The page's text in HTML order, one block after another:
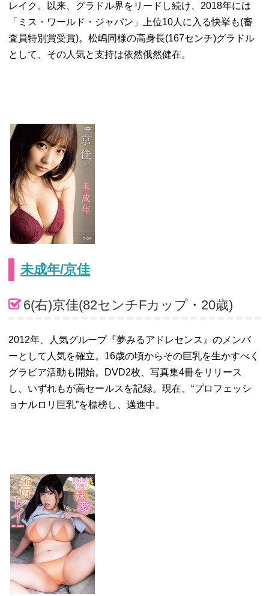
レイク。以来、グラドル界をリードし続け、2018年には
「ミス・ワールド・ジャパン」上位10人に入る快挙も(審
査員特別賞受賞)。松嶋同様の高身長(167センチ)グラドル
として、その人気と支持は依然俄然健在。
未成年/京佳
6(右)京佳(82センチFカップ・20歳)
2012年、人気グループ『夢みるアドレセンス』のメンバ
ーとして人気を確立。16歳の頃からその巨乳を生かすべく
グラビア活動も開始。DVD2枚、写真集4冊をリリース
し、いずれもが高セールスを記録。現在、“プロフェッシ
ョナルロリ巨乳”を標榜し、邁進中。